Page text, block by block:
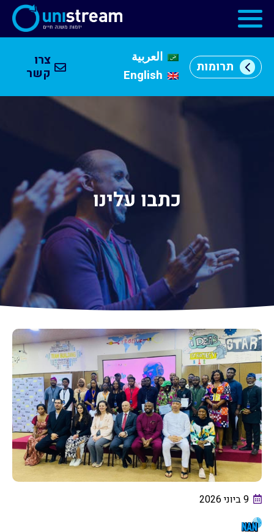
מי
אנחנו
שותפים
הבוגרים
מיזמים
כתבו
עלינו
Unistream
Global
תרומות
العربية
English
צרו
קשר
תוכן
כתבו עלינו
9 ביוני 2026